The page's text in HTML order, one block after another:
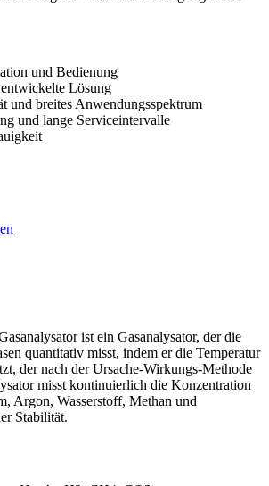
und Bedienung
Lösung
und breites Anwendungsspektrum
und lange Serviceintervalle
ist ein Gasanalysator, der die
quantitativ misst, indem er die Temperatur
der nach der Ursache-Wirkungs-Methode
misst kontinuierlich die Konzentration
Argon, Wasserstoff, Methan und
Stabilität.